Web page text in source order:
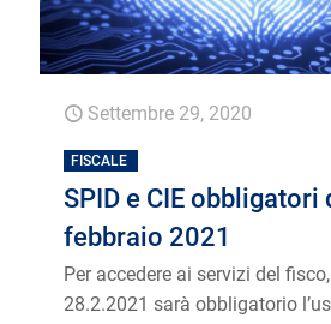
Settembre 29, 2020
FISCALE
SPID e CIE obbligatori
febbraio 2021
Per accedere ai servizi del
28.2.2021 sarà obbligatorio